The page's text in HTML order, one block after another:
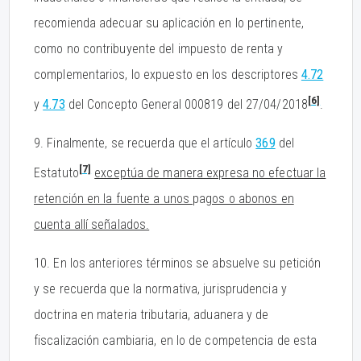
recomienda adecuar su aplicación en lo pertinente,
como no contribuyente del impuesto de renta y
complementarios, lo expuesto en los descriptores 4.72
y4.73 del Concepto General 000819 del 27/04/2018[6].
9. Finalmente, se recuerda que el artículo369 del
Estatuto [7] exceptúa de manera expresa no efectuar la
retención en la fuente a unos pagos o abonos en
cuenta allí señalados.
10. En los anteriores términos se absuelve su petición
y se recuerda que la normativa, jurisprudencia y
doctrina en materia tributaria, aduanera y de
fiscalización cambiaria, en lo de competencia de esta